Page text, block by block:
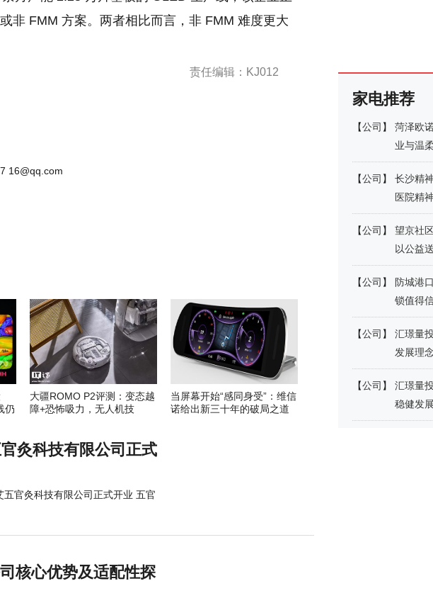
非 FMM 方案。两者相比而言，非 FMM 难度更大
责任编辑：KJ012
16@qq.com
仍
大疆ROMO P2评测：变态越
障+恐怖吸力，无人机技
当屏幕开始“感同身受”：维信
诺给出新三十年的破局之道
灸科技有限公司正式
官灸科技有限公司正式开业 五官
核心优势及适配性探
家电推荐
【公司 】
菏泽欧
业与温
【公司 】
长沙精
医院精
【公司 】
望京社
以公益
【公司 】
防城港
锁值得
【公司 】
汇璟量
发展理
【公司 】
汇璟量
稳健发